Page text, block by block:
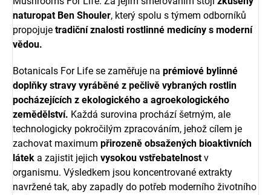
naturopat Ben Shouler, který spolu s týmem odborníků
propojuje tradiční znalosti rostlinné medicíny s moderní
vědou.
Botanicals For Life se zaměřuje na prémiové bylinné
doplňky stravy vyráběné z pečlivě vybraných rostlin
pocházejících z ekologického a agroekologického
zemědělství. Každá surovina prochází šetrným, ale
technologicky pokročilým zpracováním, jehož cílem je
zachovat maximum přirozeně obsažených bioaktivních
látek a zajistit jejich vysokou vstřebatelnostv
organismu. Výsledkem jsou koncentrované extrakty
navržené tak, aby zapadly do potřeb moderního životního